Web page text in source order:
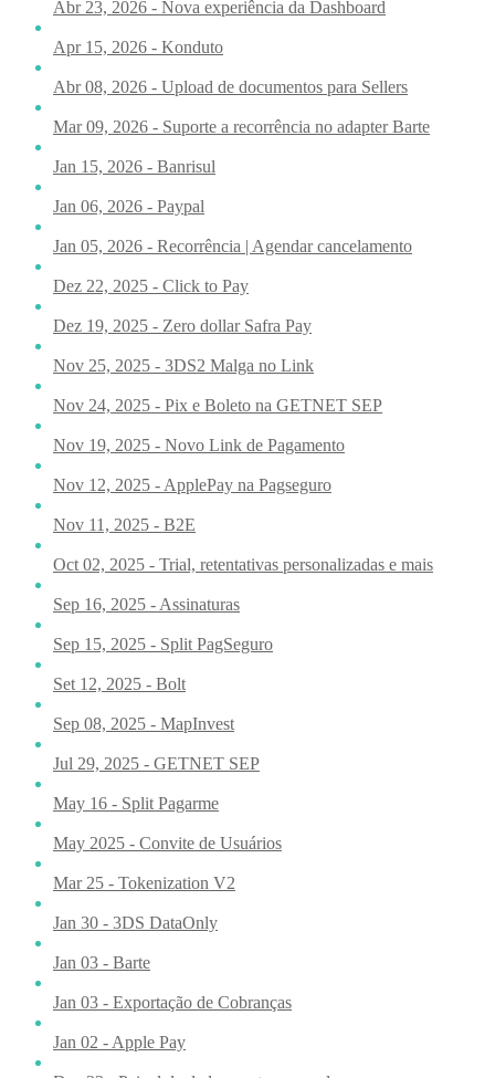
Abr 23, 2026 - Nova experiência da Dashboard
Apr 15, 2026 - Konduto
Abr 08, 2026 - Upload de documentos para Sellers
Mar 09, 2026 - Suporte a recorrência no adapter Barte
Jan 15, 2026 - Banrisul
Jan 06, 2026 - Paypal
Jan 05, 2026 - Recorrência | Agendar cancelamento
Dez 22, 2025 - Click to Pay
Dez 19, 2025 - Zero dollar Safra Pay
Nov 25, 2025 - 3DS2 Malga no Link
Nov 24, 2025 - Pix e Boleto na GETNET SEP
Nov 19, 2025 - Novo Link de Pagamento
Nov 12, 2025 - ApplePay na Pagseguro
Nov 11, 2025 - B2E
Oct 02, 2025 - Trial, retentativas personalizadas e mais
Sep 16, 2025 - Assinaturas
Sep 15, 2025 - Split PagSeguro
Set 12, 2025 - Bolt
Sep 08, 2025 - MapInvest
Jul 29, 2025 - GETNET SEP
May 16 - Split Pagarme
May 2025 - Convite de Usuários
Mar 25 - Tokenization V2
Jan 30 - 3DS DataOnly
Jan 03 - Barte
Jan 03 - Exportação de Cobranças
Jan 02 - Apple Pay